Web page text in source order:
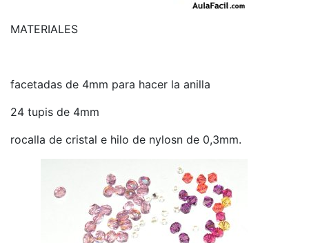
MATERIALES
facetadas de 4mm para hacer la anilla
24 tupis de 4mm
rocalla de cristal e hilo de nylosn de 0,3mm.